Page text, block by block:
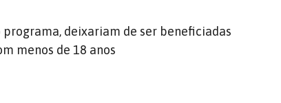
deixariam de ser beneficiadas
menos de 18 anos